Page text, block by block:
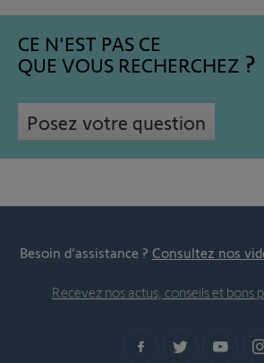
CE N'EST PAS CE
QUE VOUS RECHERCHEZ
Posez votre question
Besoin d’assistance ? Consultez nos
Recevez nos actus, conseils et bons